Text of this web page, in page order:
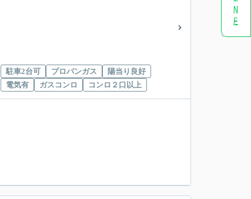
駐車2台可 プロパンガス
陽当り良好
電気有
ガスコンロ コンロ２口以上